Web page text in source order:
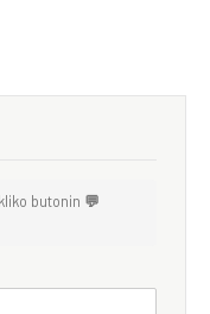
butonin 💬